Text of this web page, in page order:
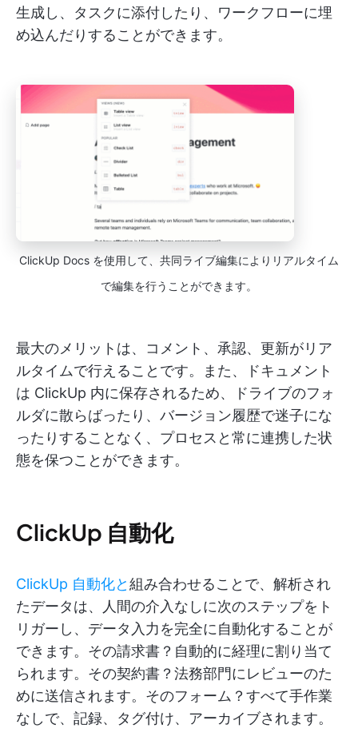
生成し、タスクに添付したり、ワークフローに埋
め込んだりすることができます。
ClickUp Docs を使用して、共同ライブ編集によりリアルタイム
で編集を行うことができます。
最大のメリットは、コメント、承認、更新がリア
ルタイムで行えることです。また、ドキュメント
は ClickUp 内に保存されるため、ドライブのフォ
ルダに散らばったり、バージョン履歴で迷子にな
ったりすることなく、プロセスと常に連携した状
態を保つことができます。
ClickUp 自動化
ClickUp 自動化と組み合わせることで、解析され
たデータは、人間の介入なしに次のステップをト
リガーし、データ入力を完全に自動化することが
できます。その請求書？自動的に経理に割り当て
られます。その契約書？法務部門にレビューのた
めに送信されます。そのフォーム？すべて手作業
なしで、記録、タグ付け、アーカイブされます。